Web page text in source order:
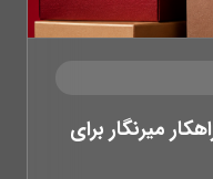
میرنگار برای